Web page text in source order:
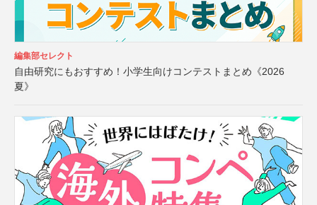
編集部セレクト
自由研究にもおすすめ！小学生向けコンテストまとめ《2026
夏》